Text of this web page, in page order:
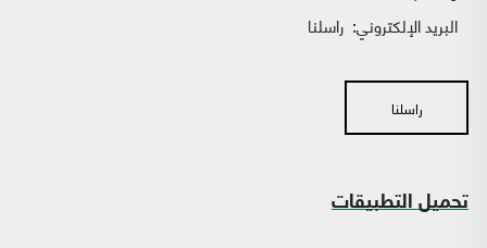
البريد الإلكتروني: راسلنا
راسلنا
تحميل التطبيقات